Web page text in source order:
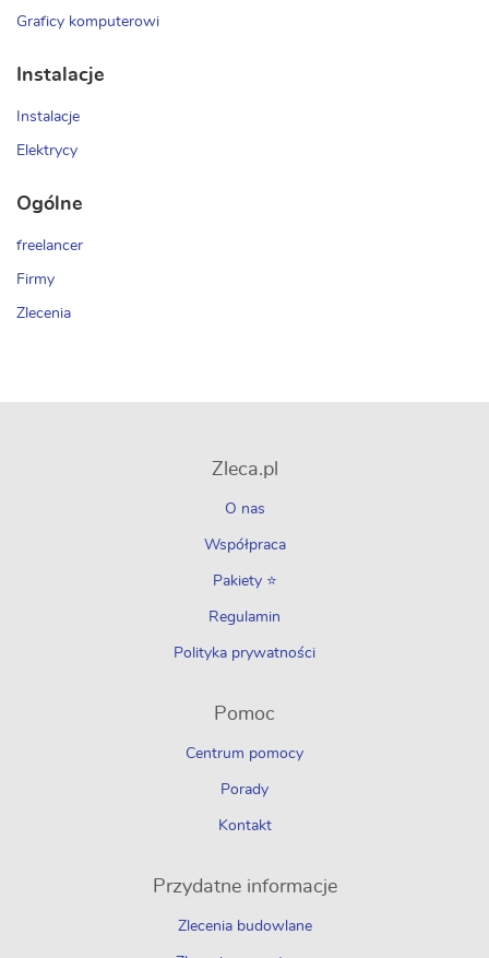
Graficy komputerowi
Instalacje
Instalacje
Elektrycy
Ogólne
freelancer
Firmy
Zlecenia
Zleca.pl
O nas
Współpraca
Pakiety ⭐
Regulamin
Polityka prywatności
Pomoc
Centrum pomocy
Porady
Kontakt
Przydatne informacje
Zlecenia budowlane